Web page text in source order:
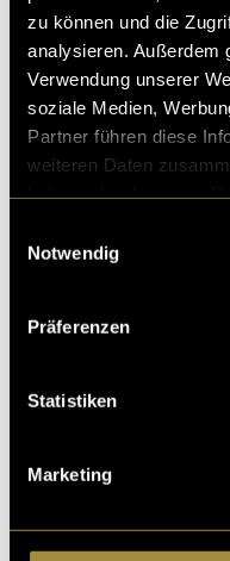
zu können und die
analysieren. Außerdem
Verwendung unserer
soziale Medien,
Partner führen diese
weiteren Daten
Notwendig
Präferenzen
Statistiken
Marketing
Bitte akzeptiere die
diesen Inhalt zu sehen.
Das Highlight Reel
wiederverwendeten
Die Regie
Für den Liveschnitt
Lösung bot zahlreiche
auf die
Camper konnten wir